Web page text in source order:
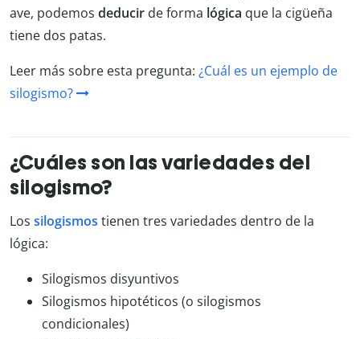
ave, podemos deducir de forma lógica que la cigüeña
tiene dos patas.
Leer más sobre esta pregunta: ¿Cuál es un ejemplo de
silogismo?
¿Cuáles son las variedades del
silogismo?
Los silogismos tienen tres variedades dentro de la
lógica:
Silogismos disyuntivos
Silogismos hipotéticos (o silogismos
condicionales)